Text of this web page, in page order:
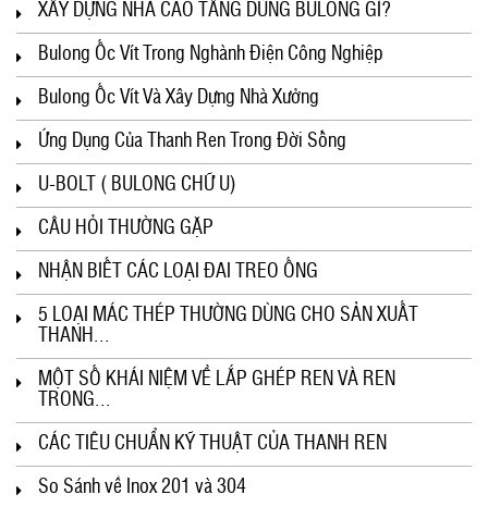
XÂY DỰNG NHÀ CAO TẦNG DÙNG BULONG GÌ?
Bulong Ốc Vít Trong Nghành Điện Công Nghiệp
Bulong Ốc Vít Và Xây Dựng Nhà Xưởng
Ứng Dụng Của Thanh Ren Trong Đời Sống
U-BOLT ( BULONG CHỮ U)
CÂU HỎI THƯỜNG GẶP
NHẬN BIẾT CÁC LOẠI ĐAI TREO ỐNG
5 LOẠI MÁC THÉP THƯỜNG DÙNG CHO SẢN XUẤT
THANH...
MỘT SỐ KHÁI NIỆM VỀ LẮP GHÉP REN VÀ REN
TRONG...
CÁC TIÊU CHUẨN KỸ THUẬT CỦA THANH REN
So Sánh về Inox 201 và 304